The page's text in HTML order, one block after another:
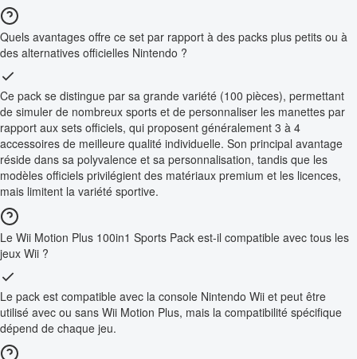
Quels avantages offre ce set par rapport à des packs plus petits ou à
des alternatives officielles Nintendo ?
Ce pack se distingue par sa grande variété (100 pièces), permettant
de simuler de nombreux sports et de personnaliser les manettes par
rapport aux sets officiels, qui proposent généralement 3 à 4
accessoires de meilleure qualité individuelle. Son principal avantage
réside dans sa polyvalence et sa personnalisation, tandis que les
modèles officiels privilégient des matériaux premium et les licences,
mais limitent la variété sportive.
Le Wii Motion Plus 100in1 Sports Pack est-il compatible avec tous les
jeux Wii ?
Le pack est compatible avec la console Nintendo Wii et peut être
utilisé avec ou sans Wii Motion Plus, mais la compatibilité spécifique
dépend de chaque jeu.